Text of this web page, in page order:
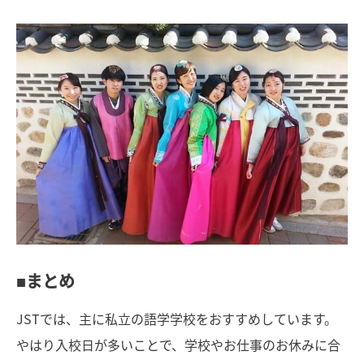
■まとめ
JSTでは、主に私立の語学学校をおすすめしています。
やはり入校日が多いことで、学校やお仕事のお休みに合